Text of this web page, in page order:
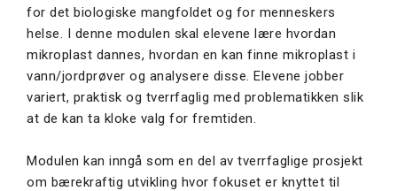
for det biologiske mangfoldet og for menneskers
helse. I denne modulen skal elevene lære hvordan
mikroplast dannes, hvordan en kan finne mikroplast i
vann/jordprøver og analysere disse. Elevene jobber
variert, praktisk og tverrfaglig med problematikken slik
at de kan ta kloke valg for fremtiden.
Modulen kan inngå som en del av tverrfaglige prosjekt
om bærekraftig utvikling hvor fokuset er knyttet til